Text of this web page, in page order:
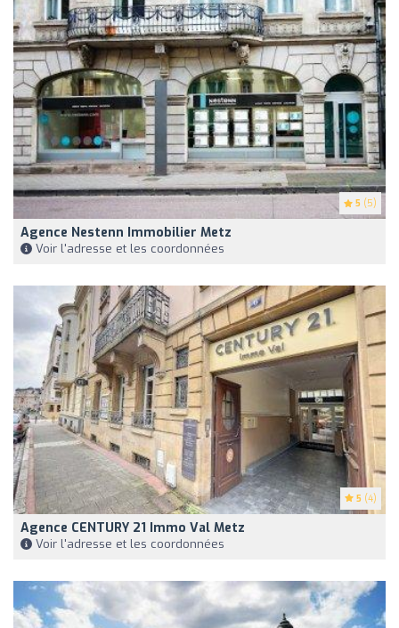
5 (5)
Agence Nestenn Immobilier Metz
Voir l'adresse et les coordonnées
5 (4)
Agence CENTURY 21 Immo Val Metz
Voir l'adresse et les coordonnées